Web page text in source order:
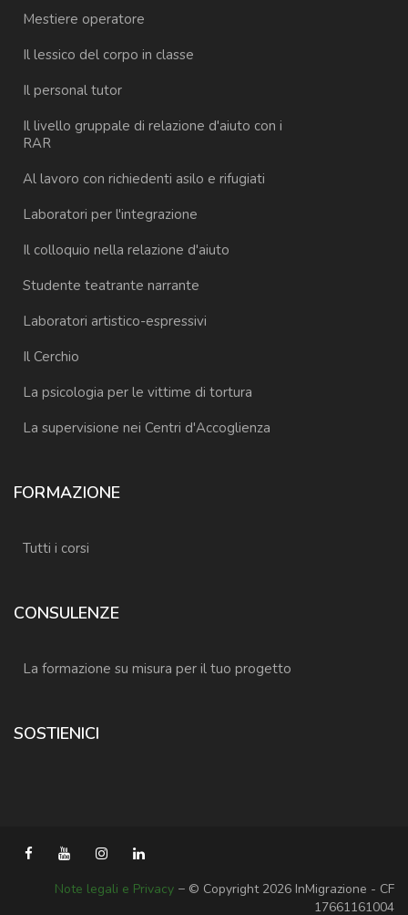
Mestiere operatore
Il lessico del corpo in classe
Il personal tutor
Il livello gruppale di relazione d'aiuto con i
RAR
Al lavoro con richiedenti asilo e rifugiati
Laboratori per l'integrazione
Il colloquio nella relazione d'aiuto
Studente teatrante narrante
Laboratori artistico-espressivi
Il Cerchio
La psicologia per le vittime di tortura
La supervisione nei Centri d'Accoglienza
FORMAZIONE
Tutti i corsi
CONSULENZE
La formazione su misura per il tuo progetto
SOSTIENICI
Note legali e Privacy − © Copyright 2026 InMigrazione - CF
17661161004